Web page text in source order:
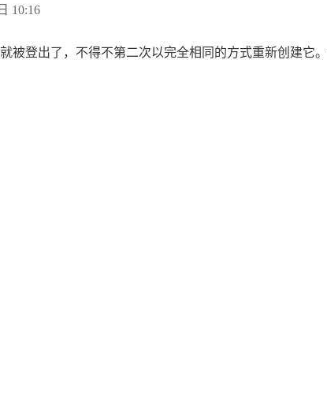
10:16
被登出了，不得不第二次以完全相同的方式重新创建它